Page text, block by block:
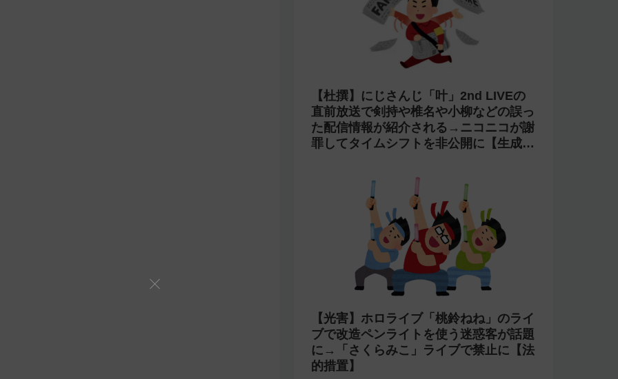
【杜撰】にじさんじ「叶」2nd LIVEの
直前放送で剣持や椎名や小柳などの誤っ
た配信情報が紹介される→ニコニコが謝
罪してタイムシフトを非公開に【生成
【光害】ホロライブ「桃鈴ねね」のライ
ブで改造ペンライトを使う迷惑客が話題
に→「さくらみこ」ライブで禁止に【法
的措置】